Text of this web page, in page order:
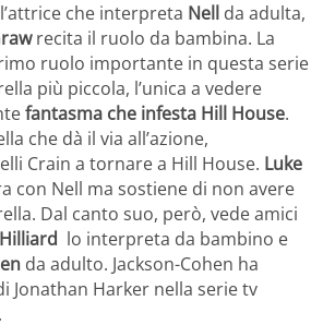
che interpreta Nell da adulta,
recita il ruolo da bambina. La
ruolo importante in questa serie
più piccola, l’unica a vedere
fantasma che infesta Hill House.
che dà il via all’azione,
Crain a tornare a Hill House. Luke
con Nell ma sostiene di non avere
Dal canto suo, però, vede amici
lo interpreta da bambino e
da adulto. Jackson-Cohen ha
Jonathan Harker nella serie tv